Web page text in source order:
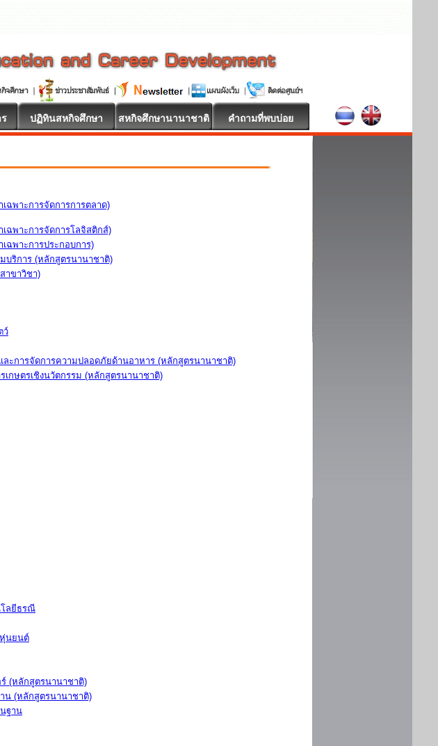
ปฏิทินสหกิจศึกษา สหกิจศึกษานานาชาติ คำถามที่พบบ่อย
ฉพาะการจัดการการตลาด)
ฉพาะการจัดการโลจิสติกส์)
ฉพาะการประกอบการ)
บริการ (หลักสูตรนานาชาติ)
าขาวิชา)
ว์
ะการจัดการความปลอดภัยด้านอาหาร (หลักสูตรนานาชาติ)
กษตรเชิงนวัตกรรม (หลักสูตรนานาชาติ)
โลยีธรณี
นยนต์
(หลักสูตรนานาชาติ)
น (หลักสูตรนานาชาติ)
ฐาน